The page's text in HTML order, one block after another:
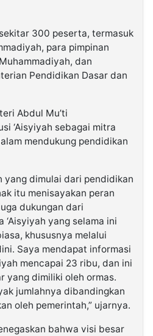
300 peserta, termasuk
para pimpinan
dan
Pendidikan Dasar dan
Abdul Mu’ti
‘Aisyiyah sebagai mitra
mendukung pendidikan
yang dimulai dari pendidikan
itu menisayakan peran
dukungan dari
‘Aisyiyah yang selama ini
khususnya melalui
Saya mendapat informasi
mencapai 23 ribu, dan ini
yang dimiliki oleh ormas.
jumlahnya dibandingkan
oleh pemerintah,” ujarnya.
bahwa visi besar